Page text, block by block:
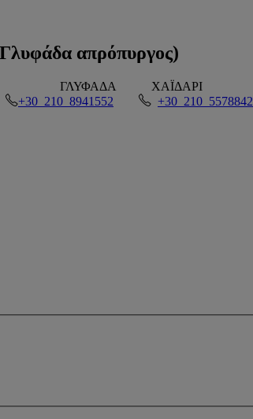
απρόπυργος)
ΓΛΥΦΑΔΑ ΧΑΪΔΑΡΙ
+30 210 8941552 +30 210 5578842